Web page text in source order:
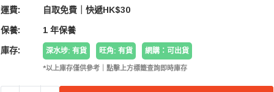
運費: 自取免費｜快遞HK$30
保養: 1 年保養
庫存: 深水埗: 有貨 旺角: 有貨 網購：可出貨
*以上庫存僅供參考｜點擊上方標籤查詢即時庫存